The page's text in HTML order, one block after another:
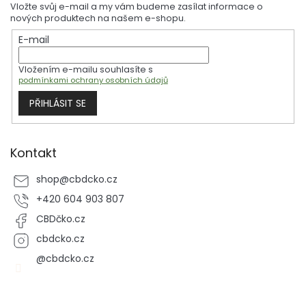
Vložte svůj e-mail a my vám budeme zasílat informace o
nových produktech na našem e-shopu.
E-mail
Vložením e-mailu souhlasíte s
podmínkami ochrany osobních údajů
PŘIHLÁSIT SE
Kontakt
shop@cbdcko.cz
+420 604 903 807
CBDčko.cz
cbdcko.cz
@cbdcko.cz